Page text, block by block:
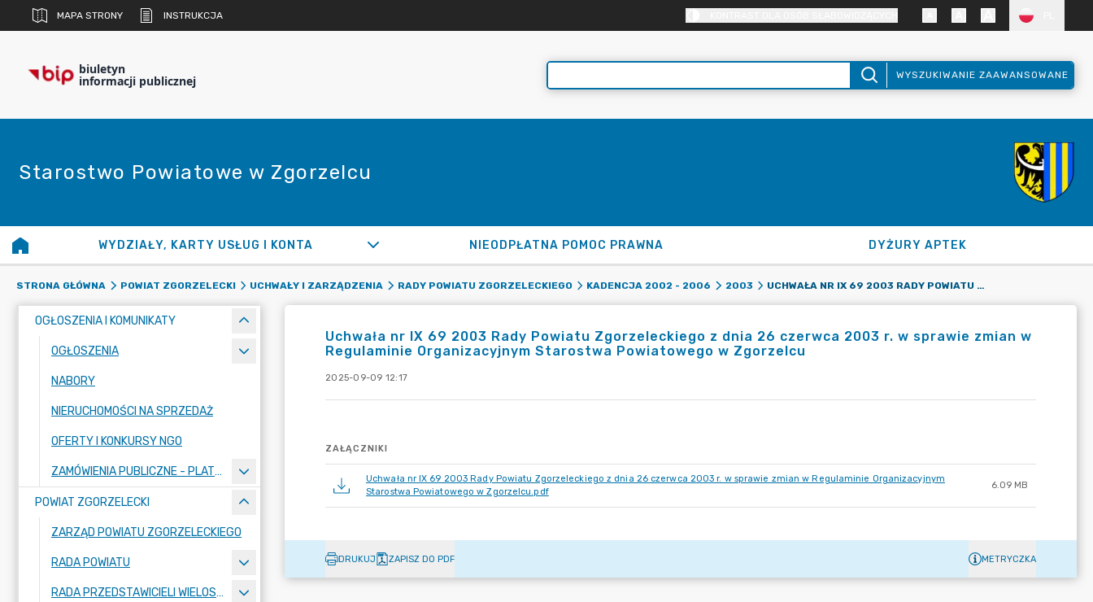
MAPA STRONY INSTRUKCJA
biuletyn
informacji publicznej WYSZUKIWANIE ZAAWANSOWANE
Starostwo Powiatowe w Zgorzelcu
WYDZIAŁY, KARTY USŁUG I KONTA NIEODPŁATNA POMOC PRAWNA DYŻURY APTEK
STRONA GŁÓWNA POWIAT ZGORZELECKI UCHWAŁY I ZARZĄDZENIA RADY POWIATU ZGORZELECKIEGO KADENCJA 2002 - 2006 2003 UCHWAŁA NR IX 69 2003 RADY POWIATU ZGORZELECKIEGO Z DNIA 26 CZERWCA 2003 R. W SPRAWIE ZMIAN W REGULAMINIE ORGANIZACYJNYM STAROSTWA POWIATOWEGO W ZGORZELCU
OGŁOSZENIA I KOMUNIKATY
OGŁOSZENIA
NABORY
NIERUCHOMOŚCI NA SPRZEDAŻ
OFERTY I KONKURSY NGO
ZAMÓWIENIA PUBLICZNE - PLATFORMA ZAKUPOWA
POWIAT ZGORZELECKI
ZARZĄD POWIATU ZGORZELECKIEGO
RADA POWIATU
RADA PRZEDSTAWICIELI WIELOSPECJALISTYCZNEGO ZESPOŁU OPIEKI ZDROWOTNEJ "BOLESŁAWIEC-ZGORZELEC" SAMODZIELNEGO PUBLICZNEGO ZAKŁADU OPIEKI ZDROWOTNEJ
Uchwała nr IX 69 2003 Rady Powiatu Zgorzeleckiego z dnia 26 czerwca 2003 r. w sprawie zmian w
Regulaminie Organizacyjnym Starostwa Powiatowego w Zgorzelcu
2025-09-09 12:17
ZAŁĄCZNIKI
Uchwała nr IX 69 2003 Rady Powiatu Zgorzeleckiego z dnia 26 czerwca 2003 r. w sprawie zmian w Regulaminie Organizacyjnym
Starostwa Powiatowego w Zgorzelcu.pdf
6.09 MB
DRUKUJ ZAPISZ DO PDF METRYCZKA